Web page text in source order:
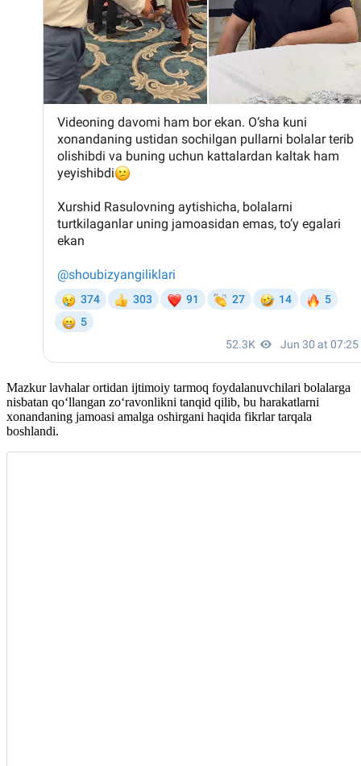
Mazkur lavhalar ortidan ijtimoiy tarmoq foydalanuvchilari bolalarga
nisbatan qoʻllangan zoʻravonlikni tanqid qilib, bu harakatlarni
xonandaning jamoasi amalga oshirgani haqida fikrlar tarqala
boshlandi.